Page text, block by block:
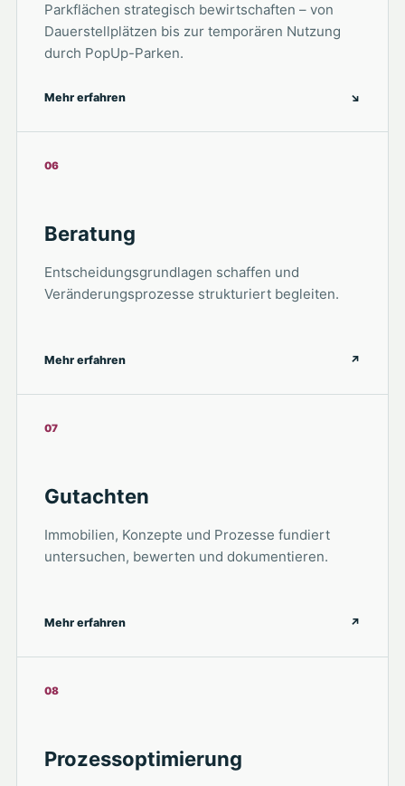
Parkflächen strategisch bewirtschaften – von
Dauerstellplätzen bis zur temporären Nutzung
durch PopUp-Parken.
Mehr erfahren ↘
06
Beratung
Entscheidungsgrundlagen schaffen und
Veränderungsprozesse strukturiert begleiten.
Mehr erfahren ↗
07
Gutachten
Immobilien, Konzepte und Prozesse fundiert
untersuchen, bewerten und dokumentieren.
Mehr erfahren ↗
08
Prozessoptimierung